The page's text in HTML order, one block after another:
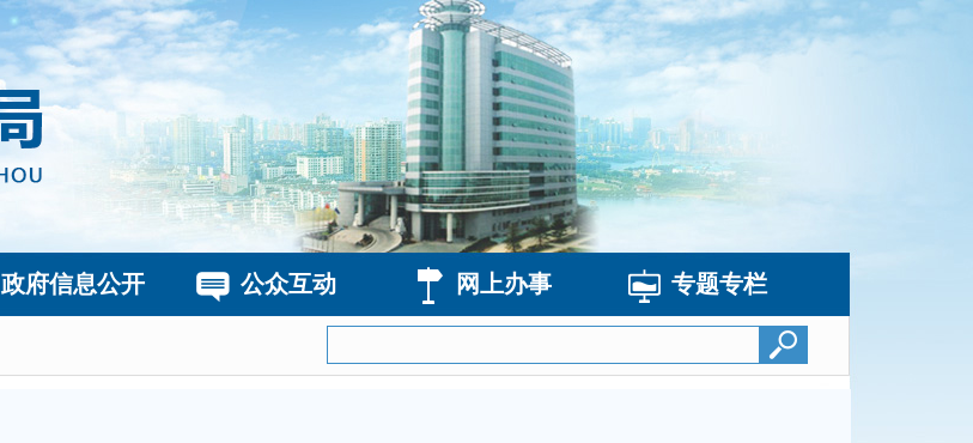
政府信息公开 公众互动 网上办事 专题专栏